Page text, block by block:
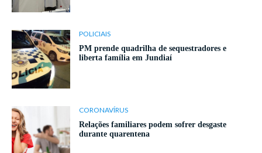
POLICIAIS
PM prende quadrilha de sequestradores e
liberta família em Jundiaí
CORONAVÍRUS
Relações familiares podem sofrer desgaste
durante quarentena